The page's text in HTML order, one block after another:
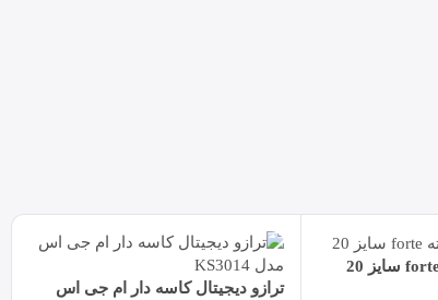
ترازو دیجیتال کاسه دار ام جی اس